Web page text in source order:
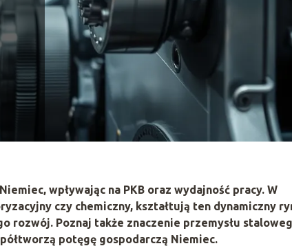
wpływając na PKB oraz wydajność pracy. W
czy chemiczny, kształtują ten dynamiczny
rozwój. Poznaj także znaczenie przemysłu
potęgę gospodarczą Niemiec.